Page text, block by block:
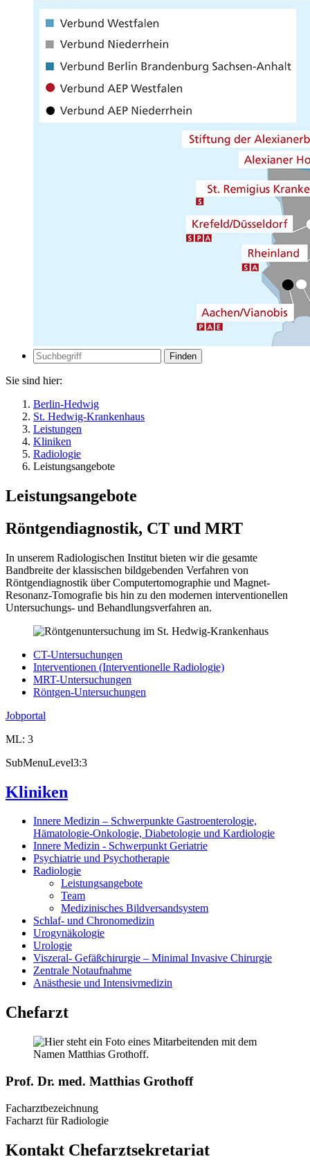
Zur Suche
Suche
Sie sind hier:
Berlin-Hedwig
St. Hedwig-Krankenhaus
Leistungen
Kliniken
Radiologie
Leistungsangebote
Leistungsangebote
Röntgendiagnostik, CT und MRT
In unserem Radiologischen Institut bieten wir die gesamte
Bandbreite der klassischen bildgebenden Verfahren von
Röntgendiagnostik über Computertomographie und Magnet-
Resonanz-Tomografie bis hin zu den modernen interventionellen
Untersuchungs- und Behandlungsverfahren an.
CT-Untersuchungen
Interventionen (Interventionelle Radiologie)
MRT-Untersuchungen
Röntgen-Untersuchungen
Jobportal
ML: 3
SubMenuLevel3:3
Kliniken
Innere Medizin – Schwerpunkte Gastroenterologie,
Hämatologie-Onkologie, Diabetologie und Kardiologie
Innere Medizin - Schwerpunkt Geriatrie
Psychiatrie und Psychotherapie
Radiologie
Leistungsangebote
Team
Medizinisches Bildversandsystem
Schlaf- und Chronomedizin
Urogynäkologie
Urologie
Viszeral- Gefäßchirurgie – Minimal Invasive Chirurgie
Zentrale Notaufnahme
Anästhesie und Intensivmedizin
Chefarzt
Prof. Dr. med. Matthias Grothoff
Facharztbezeichnung
Facharzt für Radiologie
Kontakt Chefarztsekretariat